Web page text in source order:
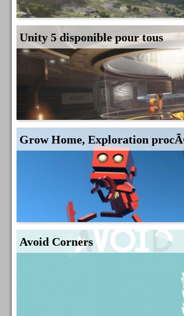
Unity 5 disponible pour tous
Grow Home, Exploration
Avoid Corners